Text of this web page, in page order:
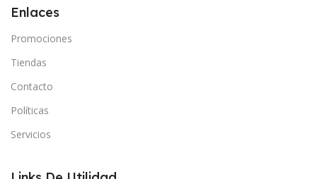
Enlaces
Promociones
Tiendas
Contacto
Políticas
Servicios